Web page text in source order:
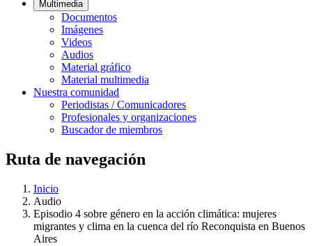
Multimedia
Documentos
Imágenes
Videos
Audios
Material gráfico
Material multimedia
Nuestra comunidad
Periodistas / Comunicadores
Profesionales y organizaciones
Buscador de miembros
Ruta de navegación
Inicio
Audio
Episodio 4 sobre género en la acción climática: mujeres
migrantes y clima en la cuenca del río Reconquista en Buenos
Aires